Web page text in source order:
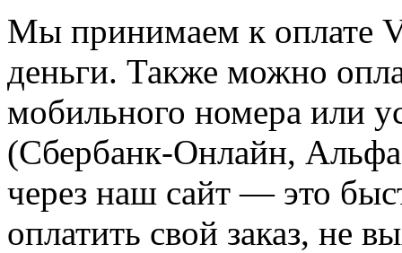
Мы принимаем к оплате
деньги. Также можно
мобильного номера или
(Сбербанк-Онлайн,
через наш сайт — это
оплатить свой заказ, не